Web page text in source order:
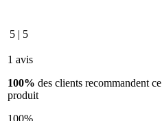
5 | 5
1 avis
100% des clients recommandent ce
produit